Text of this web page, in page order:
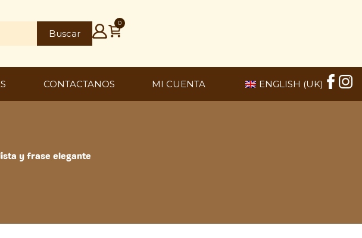
Buscar
0
CONTACTANOS MI CUENTA ENGLISH (UK)
y frase elegante